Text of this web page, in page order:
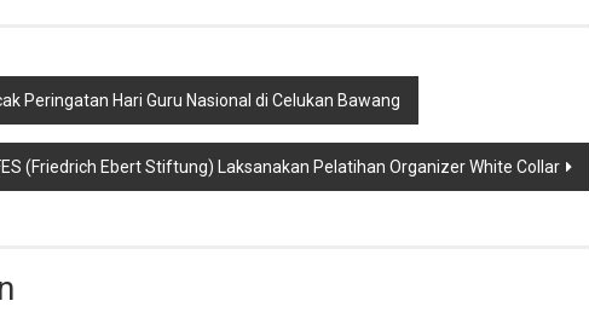
Peringatan Hari Guru Nasional di Celukan Bawang
(Friedrich Ebert Stiftung) Laksanakan Pelatihan Organizer White Collar